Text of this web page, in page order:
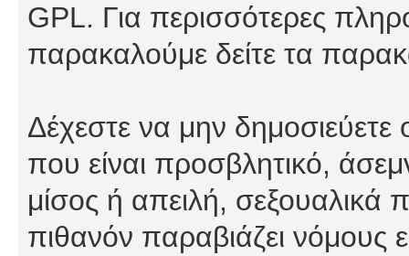
GPL. Για περισσότερες
παρακαλούμε δείτε τα
Δέχεστε να μην
που είναι προσβλητικό,
μίσος ή απειλή, σεξουαλικά
πιθανόν παραβιάζει νόμους